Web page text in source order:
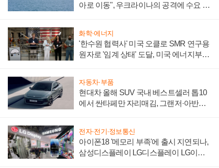
아로 이동", 우크라이나의 공격에 수요 늘
화학·에너지
'한수원 협력사' 미국 오클로 SMR 연구용
원자로 '임계 상태' 도달, 미국 에너지부
자동차·부품
현대차 올해 SUV 국내 베스트셀러 톱10
에서 싼타페만 자리매김, 그랜저·아반떼
전자·전기·정보통신
아이폰18 '메모리 부족'에 출시 지연되나,
삼성디스플레이 LG디스플레이 LG이노